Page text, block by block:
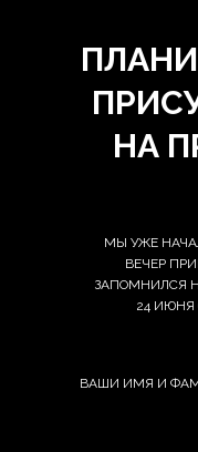
МЫ УЖЕ
ВЕЧЕР
ЗАПОМНИЛСЯ
24 ИЮНЯ
НА
ВАШИ ИМЯ И